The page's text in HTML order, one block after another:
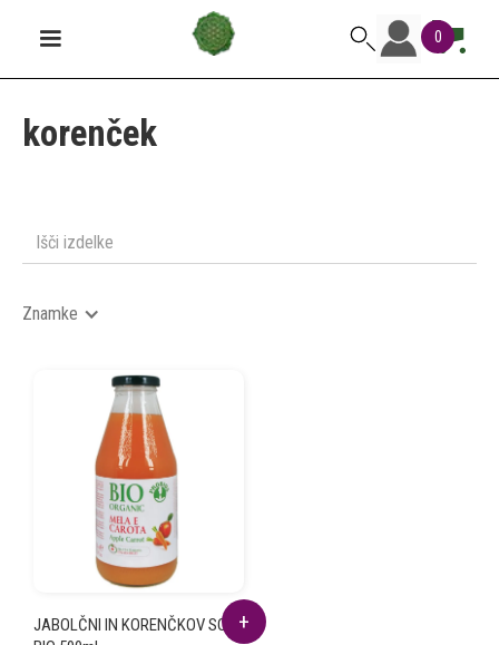
0
korenček
Znamke
JABOLČNI IN KORENČKOV SOK